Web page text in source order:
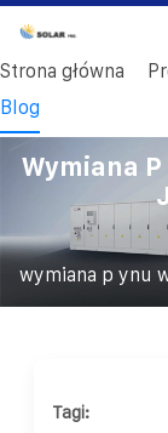
Strona główna
Blog
Wymiana P
wymiana p ynu
Tagi: